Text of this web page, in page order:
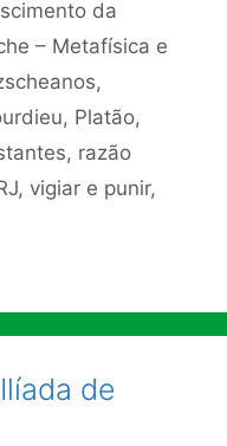
da
– Metafísica e
,
, Platão,
, razão
, vigiar e punir,
de